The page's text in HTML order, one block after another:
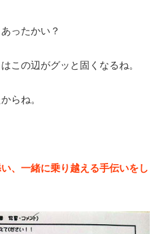
ったかい？
この辺がグッと固くなるね。
らね。
、一緒に乗り越える手伝いをし